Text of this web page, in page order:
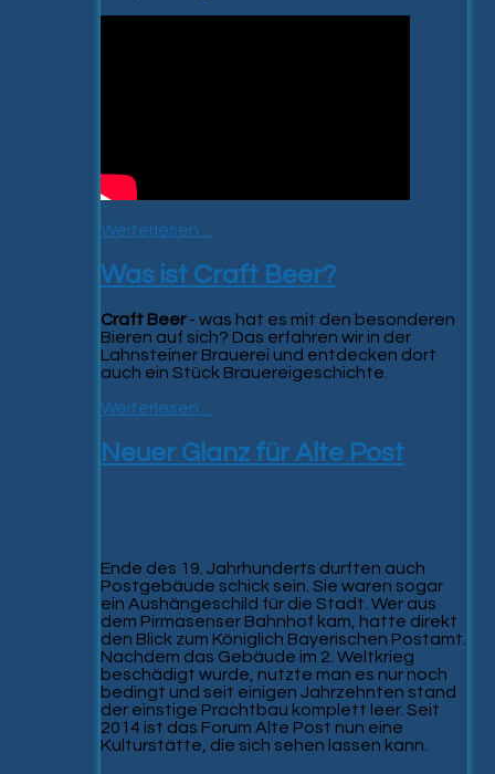
Weiterlesen ...
Was ist Craft Beer?
Craft Beer- was hat es mit den besonderen
Bieren auf sich? Das erfahren wir in der
Lahnsteiner Brauerei und entdecken dort
auch ein Stück Brauereigeschichte.
Weiterlesen ...
Neuer Glanz für Alte Post
Ende des 19. Jahrhunderts durften auch
Postgebäude schick sein. Sie waren sogar
ein Aushängeschild für die Stadt. Wer aus
dem Pirmasenser Bahnhof kam, hatte direkt
den Blick zum Königlich Bayerischen Postamt.
Nachdem das Gebäude im 2. Weltkrieg
beschädigt wurde, nutzte man es nur noch
bedingt und seit einigen Jahrzehnten stand
der einstige Prachtbau komplett leer. Seit
2014 ist das Forum Alte Post nun eine
Kulturstätte, die sich sehen lassen kann.